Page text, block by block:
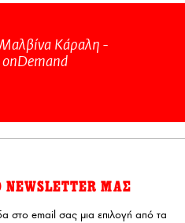
Κάραλη -
onDemand
ΜΑΣ
στο email σας μια επιλογή από τα